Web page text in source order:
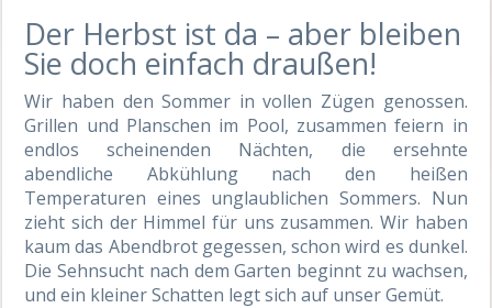
Der Herbst ist da – aber bleiben
Sie doch einfach draußen!
Wir haben den Sommer in vollen Zügen genossen.
Grillen und Planschen im Pool, zusammen feiern in
endlos scheinenden Nächten, die ersehnte
abendliche Abkühlung nach den heißen
Temperaturen eines unglaublichen Sommers. Nun
zieht sich der Himmel für uns zusammen. Wir haben
kaum das Abendbrot gegessen, schon wird es dunkel.
Die Sehnsucht nach dem Garten beginnt zu wachsen,
und ein kleiner Schatten legt sich auf unser Gemüt.